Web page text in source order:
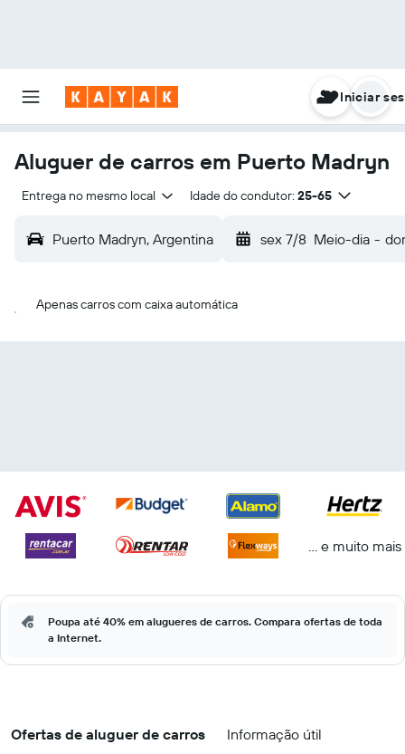
Iniciar
Aluguer de carros em Puerto Madryn
Entrega no mesmo local Idade do condutor: 25-65
Puerto Madryn, Argentina sex 7/8 Meio-dia -
Apenas carros com caixa automática
... e muito mais
Poupa até 40% em alugueres de carros. Compara ofertas de toda
a Internet.
Ofertas de aluguer de carros Informação útil